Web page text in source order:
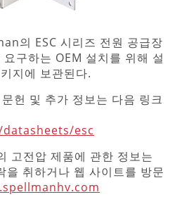
의 ESC 시리즈 전원 공급장
구하는 OEM 설치를 위해 설
지에 보관된다.
헌 및 추가 정보는 다음 링크
esc
고전압 제품에 관한 정보는
취하거나 웹 사이트를 방문